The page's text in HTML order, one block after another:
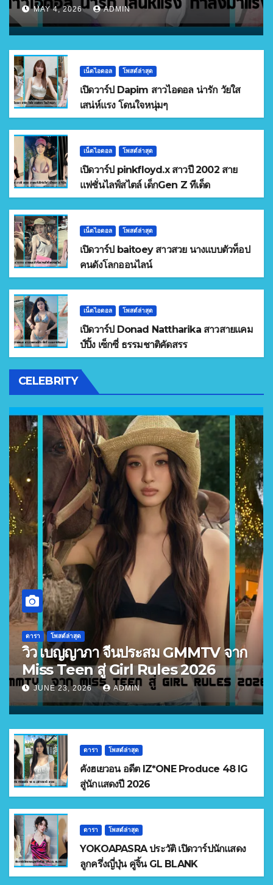
MAY 4, 2026 ADMIN
เน็ตไอดอล โพสต์ล่าสุด
เปิดวาร์ป Dapim สาวไอดอล น่ารัก วัยใส
เสน่ห์แรง โดนใจหนุ่มๆ
เน็ตไอดอล โพสต์ล่าสุด
เปิดวาร์ป pinkfloyd.x สาวปี 2002 สาย
แฟชั่นไลฟ์สไตล์ เด็กGen Z ทีเด็ด
เน็ตไอดอล โพสต์ล่าสุด
เปิดวาร์ป baitoey สาวสวย นางแบบตัวท็อป
คนดังโลกออนไลน์
เน็ตไอดอล โพสต์ล่าสุด
เปิดวาร์ป Donad Nattharika สาวสายแคม
ป์ปิ้ง เซ็กซี่ ธรรมชาติคัดสรร
CELEBRITY
ดารา โพสต์ล่าสุด
วิว เบญญาภา จีนประสม GMMTV จาก
Miss Teen สู่ Girl Rules 2026
JUNE 23, 2026 ADMIN
ดารา โพสต์ล่าสุด
คังฮเยวอน อดีต IZ*ONE Produce 48 IG
สู่นักแสดงปี 2026
ดารา โพสต์ล่าสุด
YOKOAPASRA ประวัติ เปิดวาร์ปนักแสดง
ลูกครึ่งญี่ปุ่น คู่จิ้น GL BLANK